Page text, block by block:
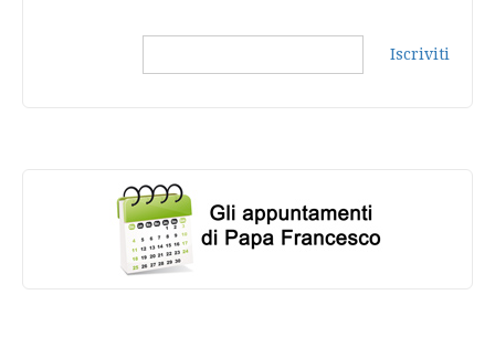
Iscriviti